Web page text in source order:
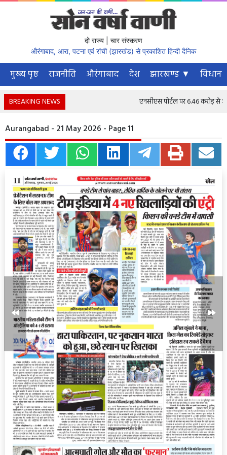
दो राज्य | चार संस्करण
औरंगाबाद, आरा, पटना एवं रांची (झारखंड) से प्रकाशित हिन्दी दैनिक
मुख्य पृष्ठ राजनीति औरंगाबाद देश झारखण्ड ▼
BREAKING NEWS एनसीएस पोर्टल पर 6.46 करोड़ से
Aurangabad - 21 May 2026 - Page 11